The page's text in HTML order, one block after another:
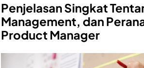
Penjelasan Singkat
Management, dan
Product Manager